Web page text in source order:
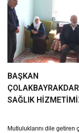
BAŞKAN
SAĞLIK
DOKUNUYORUZ”
Mutluluklarını dile